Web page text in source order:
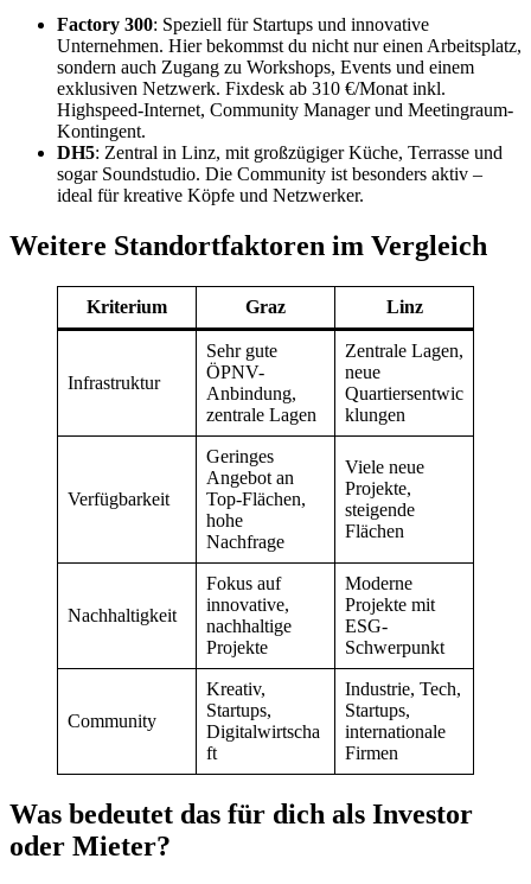
Factory 300: Speziell für Startups und innovative
Unternehmen. Hier bekommst du nicht nur einen Arbeitsplatz,
sondern auch Zugang zu Workshops, Events und einem
exklusiven Netzwerk. Fixdesk ab 310 €/Monat inkl.
Highspeed-Internet, Community Manager und Meetingraum-
Kontingent.
DH5: Zentral in Linz, mit großzügiger Küche, Terrasse und
sogar Soundstudio. Die Community ist besonders aktiv –
ideal für kreative Köpfe und Netzwerker.
Weitere Standortfaktoren im Vergleich
Kriterium Graz Linz
Infrastruktur
Sehr gute
ÖPNV-
Anbindung,
zentrale Lagen
Zentrale Lagen,
neue
Quartiersentwic
klungen
Verfügbarkeit
Geringes
Angebot an
Top-Flächen,
hohe
Nachfrage
Viele neue
Projekte,
steigende
Flächen
Nachhaltigkeit
Fokus auf
innovative,
nachhaltige
Projekte
Moderne
Projekte mit
ESG-
Schwerpunkt
Community
Kreativ,
Startups,
Digitalwirtscha
ft
Industrie, Tech,
Startups,
internationale
Firmen
Was bedeutet das für dich als Investor
oder Mieter?